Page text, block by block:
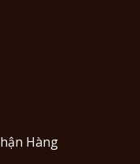
Hàng